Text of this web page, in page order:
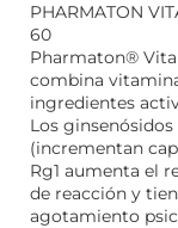
PHARMATON
60
Pharmaton®
combina
ingredientes
Los ginsenósidos
(incrementan
Rg1 aumenta el
de reacción y
agotamiento